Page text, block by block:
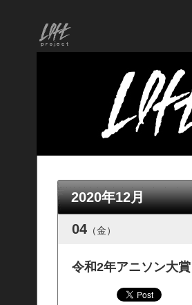
2020年12月
04 （金）
令和2年アニソン大